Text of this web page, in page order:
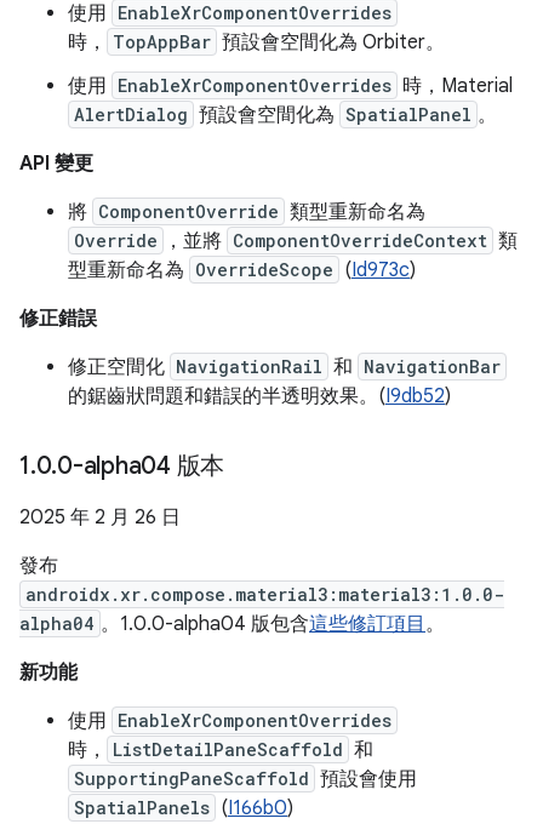
使用 EnableXrComponentOverrides
時， TopAppBar 預設會空間化為 Orbiter。
使用 EnableXrComponentOverrides 時，Material
AlertDialog 預設會空間化為 SpatialPanel 。
API 變更
將 ComponentOverride 類型重新命名為
Override ，並將 ComponentOverrideContext 類
型重新命名為 OverrideScope (Id973c)
修正錯誤
修正空間化 NavigationRail 和 NavigationBar
的鋸齒狀問題和錯誤的半透明效果。(I9db52)
1.0.0-alpha04 版本
2025 年 2 月 26 日
發布
androidx.xr.compose.material3:material3:1.0.0-
alpha04 。1.0.0-alpha04 版包含這些修訂項目 。
新功能
使用 EnableXrComponentOverrides
時， ListDetailPaneScaffold 和
SupportingPaneScaffold 預設會使用
SpatialPanels (I166b0)